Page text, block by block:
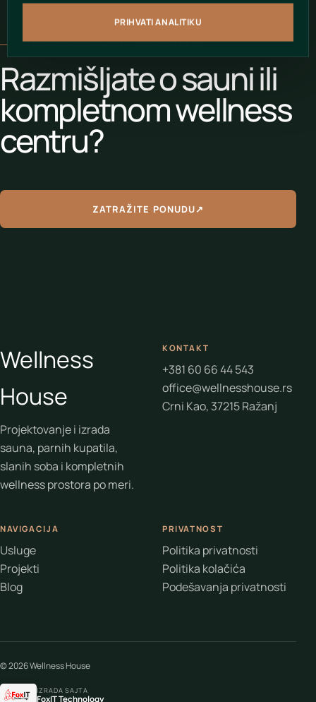
VAŠ PROSTOR MOŽE BITI SLEDEĆI
Razmišljate o sauni ili
kompletnom wellness
centru?
ZATRAŽITE PONUDU↗
PRIHVATI ANALITIKU
Wellness
House
Projektovanje i izrada
sauna, parnih kupatila,
slanih soba i kompletnih
wellness prostora po meri.
KONTAKT
+381 60 66 44 543
office@wellnesshouse.rs
Crni Kao, 37215 Ražanj
NAVIGACIJA
Usluge
Projekti
Blog
PRIVATNOST
Politika privatnosti
Politika kolačića
Podešavanja privatnosti
© 2026 Wellness House
IZRADA SAJTA
FoxIT Technology